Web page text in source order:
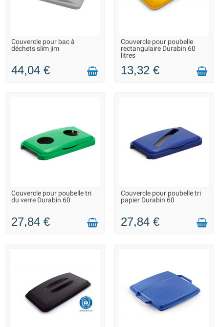
LIVRAISON 2 À 3 JOURS
Couvercle pour bac à
déchets slim jim
44,04 €
LIVRAISON 2 À 3 JOURS
Couvercle pour poubelle
rectangulaire Durabin 60
litres
13,32 €
SUR COMMANDE - LIVRAISON
SOUS 10 JOURS
Couvercle pour poubelle tri
du verre Durabin 60
27,84 €
SUR COMMANDE - LIVRAISON
SOUS 10 JOURS
Couvercle pour poubelle tri
papier Durabin 60
27,84 €